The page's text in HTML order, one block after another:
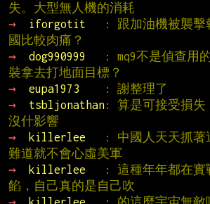
失。大型無人機的消耗
→
iforgotit
: 跟加油機被襲擊
國比較肉痛？
→
dog990999
: mq9不是偵查用
裝拿去打地面目標？
→
eupa1973 : 謝整理了
→
tsbljonathan: 算是可接受損失
沒什影響
→
killerlee
: 中國人天天抓著
難道就不會心虛美軍
→
killerlee
: 這種年年都在實
餡，自己真的是自己吹